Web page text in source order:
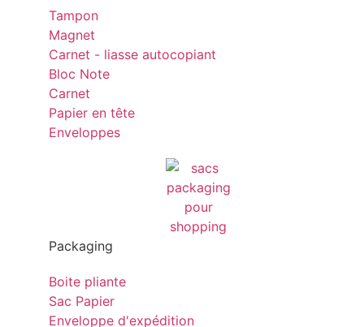
Tampon
Magnet
Carnet - liasse autocopiant
Bloc Note
Carnet
Papier en tête
Enveloppes
Packaging
Boite pliante
Sac Papier
Enveloppe d'expédition